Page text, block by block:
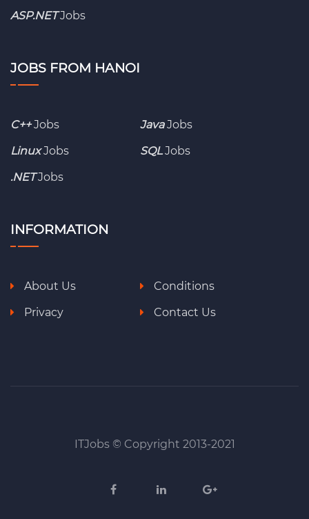
ASP.NETJobs
JOBS FROM HANOI
C++Jobs JavaJobs
LinuxJobs SQL Jobs
.NETJobs
INFORMATION
About Us
Conditions
Privacy
Contact Us
ITJobs © Copyright 2013-2021